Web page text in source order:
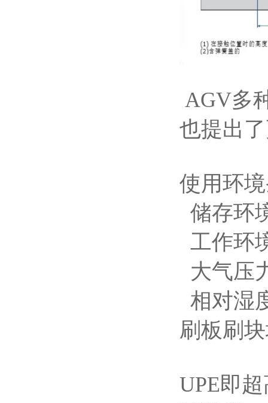
AGV多
也提出
使用环
储存环
工作环
大气压
相对湿
刷板刷
UPE即